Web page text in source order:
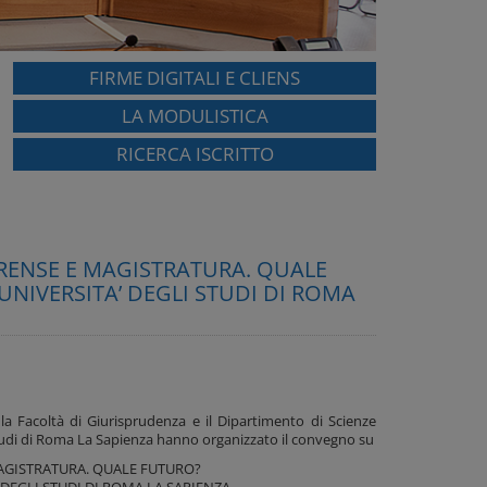
FIRME DIGITALI E CLIENS
LA MODULISTICA
RICERCA ISCRITTO
E MAGISTRATURA. QUALE
DEGLI STUDI DI ROMA
Facoltà di Giurisprudenza e il Dipartimento di Scienze
di Roma La Sapienza hanno organizzato il convegno su
QUALE FUTURO?